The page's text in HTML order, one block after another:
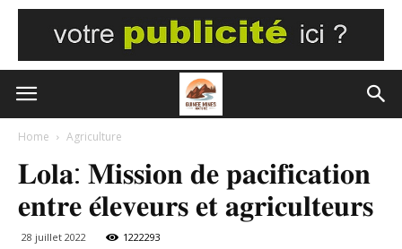
Home Agriculture
𝐋𝐨𝐥𝐚: 𝐌𝐢𝐬𝐬𝐢𝐨𝐧 𝐝𝐞 𝐩𝐚𝐜𝐢𝐟𝐢𝐜𝐚𝐭𝐢𝐨𝐧
𝐞𝐧𝐭𝐫𝐞 𝐞́𝐥𝐞𝐯𝐞𝐮𝐫𝐬 𝐞𝐭 𝐚𝐠𝐫𝐢𝐜𝐮𝐥𝐭𝐞𝐮𝐫𝐬
28 juillet 2022 1222293